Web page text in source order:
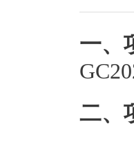
一、
二、